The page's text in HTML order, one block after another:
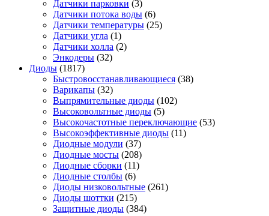
Датчики парковки (3)
Датчики потока воды (6)
Датчики температуры (25)
Датчики угла (1)
Датчики холла (2)
Энкодеры (32)
Диоды (1817)
Быстровосстанавливающиеся (38)
Варикапы (32)
Выпрямительные диоды (102)
Высоковольтные диоды (5)
Высокочастотные переключающие (53)
Высокоэффективные диоды (11)
Диодные модули (37)
Диодные мосты (208)
Диодные сборки (11)
Диодные столбы (6)
Диоды низковольтные (261)
Диоды шоттки (215)
Защитные диоды (384)